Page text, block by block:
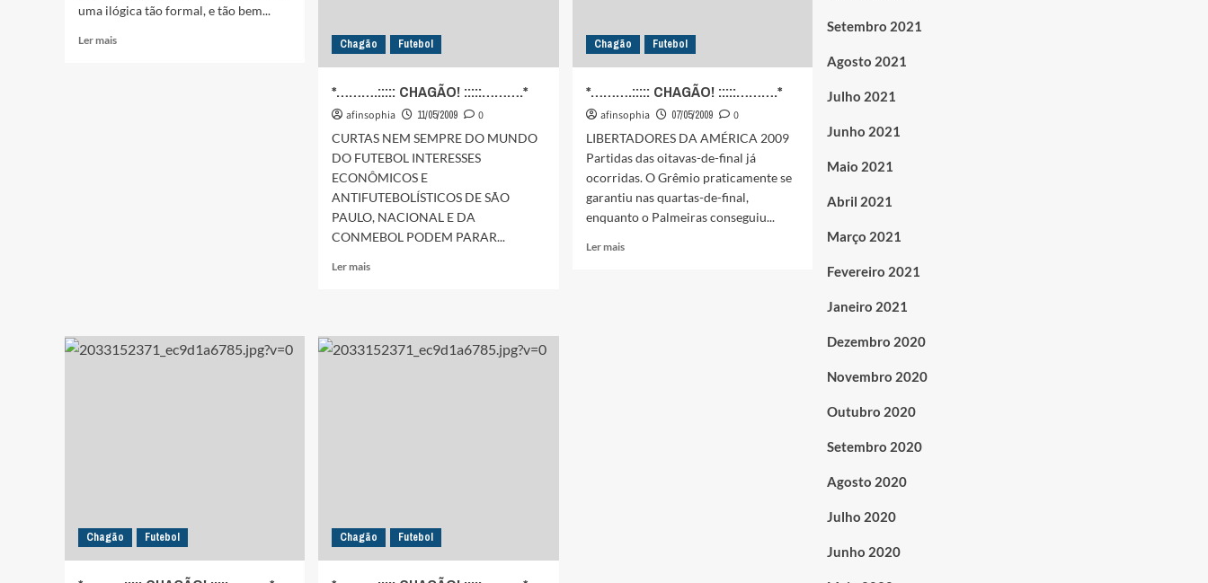
uma ilógica tão formal, e tão bem...
Ler maisLeia
Chagão Futebol
*……….::::: CHAGÃO! :::::……….*
afinsophia 11/05/2009
0
CURTAS NEM SEMPRE DO MUNDO
DO FUTEBOL INTERESSES
ECONÔMICOS E
ANTIFUTEBOLÍSTICOS DE SÃO
PAULO, NACIONAL E DA
CONMEBOL PODEM PARAR...
Ler maisLeia
:::::
Chagão Futebol
*……….::::: CHAGÃO! :::::……….*
afinsophia 07/05/2009
0
LIBERTADORES DA AMÉRICA 2009
Partidas das oitavas-de-final já
ocorridas. O Grêmio praticamente se
garantiu nas quartas-de-final,
enquanto o Palmeiras conseguiu...
Ler maisLeia
Chagão Futebol Chagão Futebol
Setembro 2021
Agosto 2021
Julho 2021
Junho 2021
Maio 2021
Abril 2021
Março 2021
Fevereiro 2021
Janeiro 2021
Dezembro 2020
Novembro 2020
Outubro 2020
Setembro 2020
Agosto 2020
Julho 2020
Junho 2020